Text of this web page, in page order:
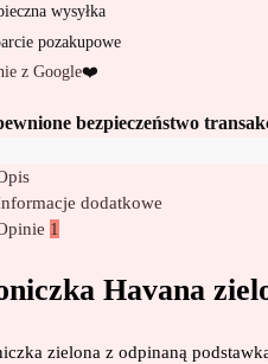
wysyłka
pozakupowe
z Google❤️
bezpieczeństwo
dodatkowe
1
Havana
zielona z odpinaną